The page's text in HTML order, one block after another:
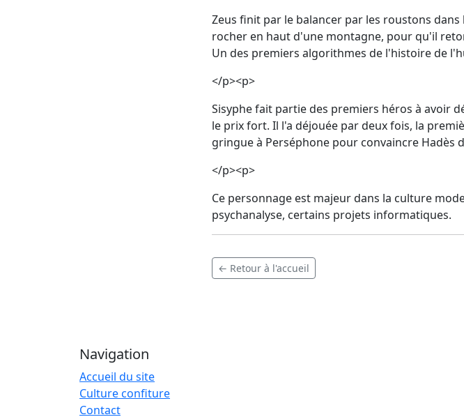
Zeus finit par le balancer par les roustons
rocher en haut d'une montagne, pour qu'il
Un des premiers algorithmes de l'histoire de
</p><p>
Sisyphe fait partie des premiers héros à avoir
le prix fort. Il l'a déjouée par deux fois, la
gringue à Perséphone pour convaincre Hadès
</p><p>
Ce personnage est majeur dans la culture
psychanalyse, certains projets informatiques.
← Retour à l'accueil
Navigation
Accueil du site
Culture confiture
Contact